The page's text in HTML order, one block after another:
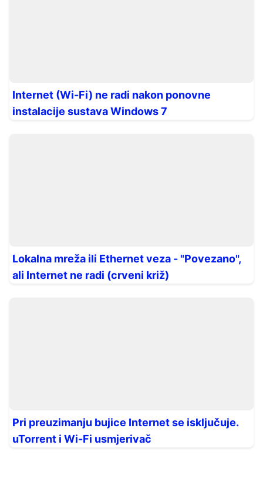
Internet (Wi-Fi) ne radi nakon ponovne
instalacije sustava Windows 7
Lokalna mreža ili Ethernet veza - "Povezano",
ali Internet ne radi (crveni križ)
Pri preuzimanju bujice Internet se isključuje.
uTorrent i Wi-Fi usmjerivač